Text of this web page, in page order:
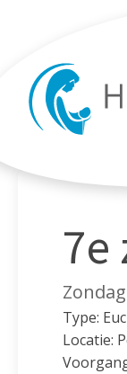
7e
Type:
Locatie: